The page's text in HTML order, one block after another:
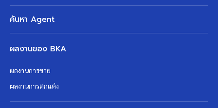
ค้นหา Agent
ผลงานของ BKA
ผลงานการขาย
ผลงานการตกแต่ง